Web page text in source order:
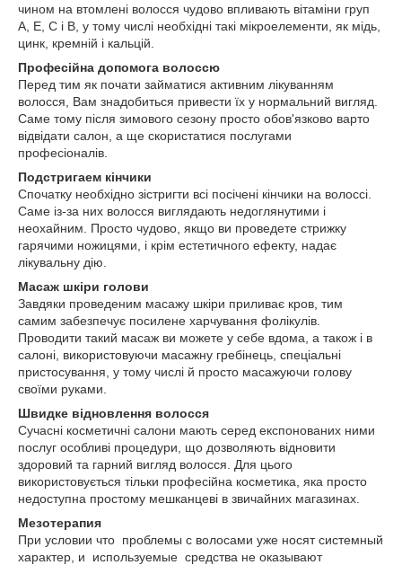
чином на втомлені волосся чудово впливають вітаміни груп
А, Е, С і В, у тому числі необхідні такі мікроелементи, як мідь,
цинк, кремній і кальцій.
Професійна допомога волоссю
Перед тим як почати займатися активним лікуванням
волосся, Вам знадобиться привести їх у нормальний вигляд.
Саме тому після зимового сезону просто обов'язково варто
відвідати салон, а ще скористатися послугами
професіоналів.
Подстригаем кінчики
Спочатку необхідно зістригти всі посічені кінчики на волоссі.
Саме із-за них волосся виглядають недоглянутими і
неохайним. Просто чудово, якщо ви проведете стрижку
гарячими ножицями, і крім естетичного ефекту, надає
лікувальну дію.
Масаж шкіри голови
Завдяки проведеним масажу шкіри приливає кров, тим
самим забезпечує посилене харчування фолікулів.
Проводити такий масаж ви можете у себе вдома, а також і в
салоні, використовуючи масажну гребінець, спеціальні
пристосування, у тому числі й просто масажуючи голову
своїми руками.
Швидке відновлення волосся
Сучасні косметичні салони мають серед експонованих ними
послуг особливі процедури, що дозволяють відновити
здоровий та гарний вигляд волосся. Для цього
використовується тільки професійна косметика, яка просто
недоступна простому мешканцеві в звичайних магазинах.
Мезотерапия
При условии что проблемы с волосами уже носят системный
характер, и используемые средства не оказывают